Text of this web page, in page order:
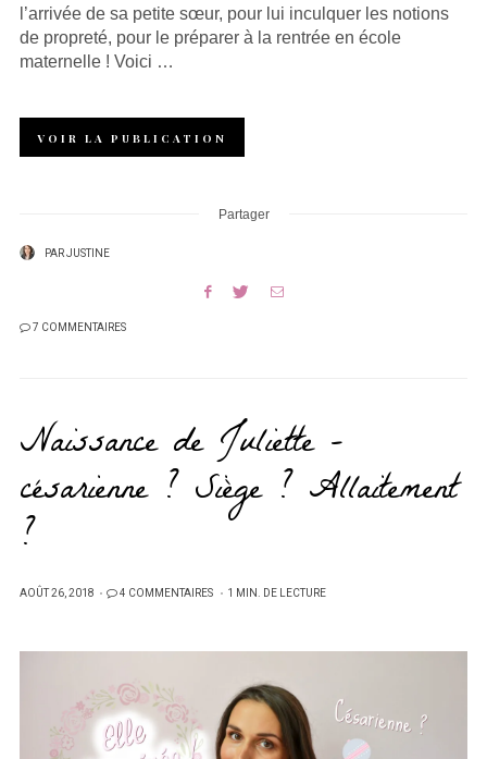
l’arrivée de sa petite sœur, pour lui inculquer les notions
de propreté, pour le préparer à la rentrée en école
maternelle ! Voici …
VOIR LA PUBLICATION
Partager
PARJUSTINE
7 COMMENTAIRES
Naissance de Juliette –
césarienne ? Siège ? Allaitement
?
PUBLIÉ
AOÛT 26, 2018 4 COMMENTAIRES 1 MIN. DE LECTURE